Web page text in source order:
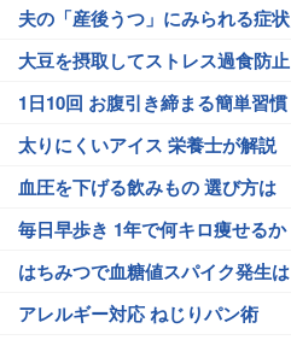
夫の「産後うつ」にみられる症状
大豆を摂取してストレス過食防止
1日10回 お腹引き締まる簡単習慣
太りにくいアイス 栄養士が解説
血圧を下げる飲みもの 選び方は
毎日早歩き 1年で何キロ痩せるか
はちみつで血糖値スパイク発生は
アレルギー対応 ねじりパン術